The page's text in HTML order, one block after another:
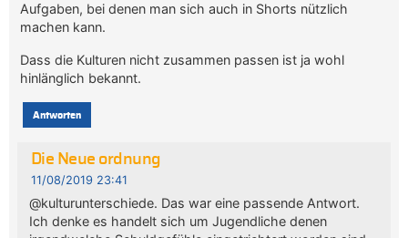
Aufgaben, bei denen man sich auch in Shorts nützlich
machen kann.
Dass die Kulturen nicht zusammen passen ist ja wohl
hinlänglich bekannt.
Antworten
Die Neue ordnung
11/08/2019 23:41
@kulturunterschiede. Das war eine passende Antwort.
Ich denke es handelt sich um Jugendliche denen